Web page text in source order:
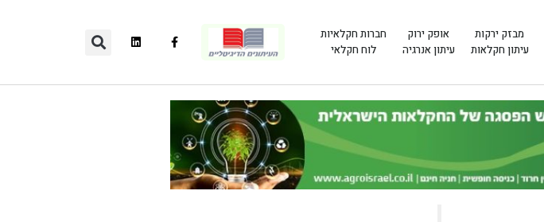
מבזק ירקות
עיתון חקלאות
אופק ירוק
עיתון אנרגיה
חברות חקלאיות
לוח חקלאי